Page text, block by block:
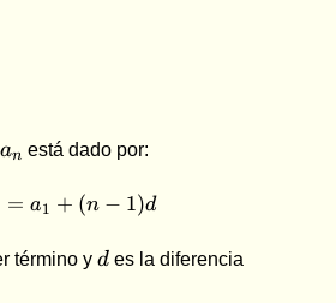
a_n
an está dado por:
a_n = a_1 + (n - 1)d
= a1 + (n − 1)d
término yd
d es la diferencia